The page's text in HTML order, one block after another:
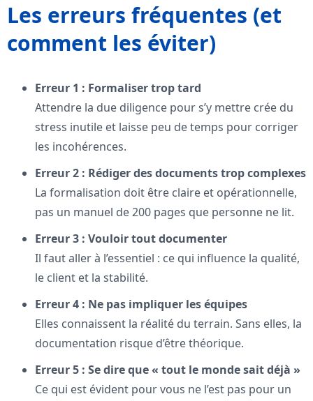
Les erreurs fréquentes (et
comment les éviter)
Erreur 1 : Formaliser trop tard
Attendre la due diligence pour s’y mettre crée du
stress inutile et laisse peu de temps pour corriger
les incohérences.
Erreur 2 : Rédiger des documents trop complexes
La formalisation doit être claire et opérationnelle,
pas un manuel de 200 pages que personne ne lit.
Erreur 3 : Vouloir tout documenter
Il faut aller à l’essentiel : ce qui influence la qualité,
le client et la stabilité.
Erreur 4 : Ne pas impliquer les équipes
Elles connaissent la réalité du terrain. Sans elles, la
documentation risque d’être théorique.
Erreur 5 : Se dire que « tout le monde sait déjà »
Ce qui est évident pour vous ne l’est pas pour un